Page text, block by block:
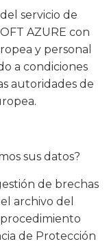
servicio de
AZURE con
y personal
a condiciones
autoridades de
sus datos?
de brechas
archivo del
de Protección